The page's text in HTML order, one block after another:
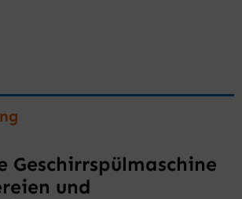
Geschirrspülmaschine
und